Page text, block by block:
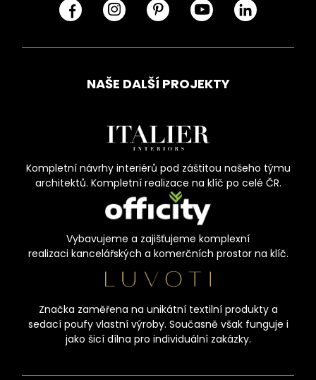
NAŠE DALŠÍ PROJEKTY
Kompletní návrhy interiérů pod záštitou našeho týmu
architektů. Kompletní realizace na klíč po celé ČR.
Vybavujeme a zajišťujeme komplexní
realizaci kancelářských a komerčních prostor na klíč.
Značka zaměřena na unikátní textilní produkty a
sedací poufy vlastní výroby. Současně však funguje i
jako šicí dílna pro individuální zakázky.